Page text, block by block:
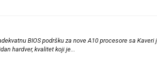
BIOS podršku za nove A10 procesore sa
hardver, kvalitet koji je...